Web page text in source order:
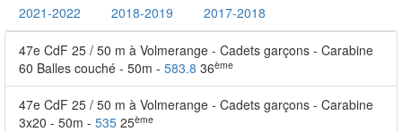
2021-2022 2018-2019 2017-2018
47e CdF 25 / 50 m à Volmerange - Cadets garçons - Carabine
60 Balles couché - 50m - 583.8 36ème
47e CdF 25 / 50 m à Volmerange - Cadets garçons - Carabine
3x20 - 50m - 535 25ème